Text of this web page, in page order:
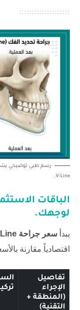
رسم طبي توضيحي
V-Line.
الباقات
لوجهك.
يبدأ سعر جراحة V-Line في تركيا
اقتصادياً مقارنة
تفاصيل
الإجراء
(المنطقة +
التقنية)